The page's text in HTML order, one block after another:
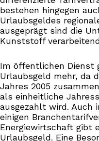
bestehen hingegen
Urlaubsgeldes
ausgeprägt sind die
Kunststoff
Im öffentlichen Dienst
Urlaubsgeld mehr, da
Jahres 2005
als einheitliche
ausgezahlt wird. Auch
einigen
Energiewirtschaft gibt
Urlaubsgeld. Eine